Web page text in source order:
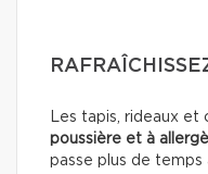
Les tapis, rideaux et
poussière et à
passe plus de temps